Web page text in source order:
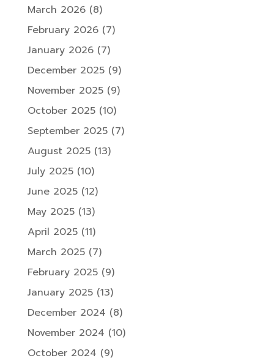
March 2026(8)
February 2026(7)
January 2026(7)
December 2025(9)
November 2025(9)
October 2025(10)
September 2025(7)
August 2025(13)
July 2025(10)
June 2025(12)
May 2025(13)
April 2025(11)
March 2025(7)
February 2025(9)
January 2025(13)
December 2024 (8)
November 2024 (10)
October 2024 (9)